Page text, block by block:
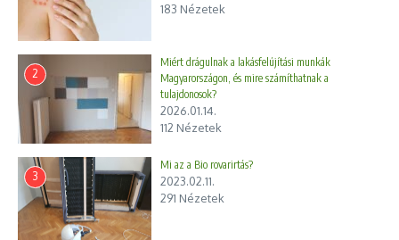
183 Nézetek
2
Miért drágulnak a lakásfelújítási munkák
Magyarországon, és mire számíthatnak a
tulajdonosok?
2026.01.14.
112 Nézetek
3
Mi az a Bio rovarirtás?
2023.02.11.
291 Nézetek